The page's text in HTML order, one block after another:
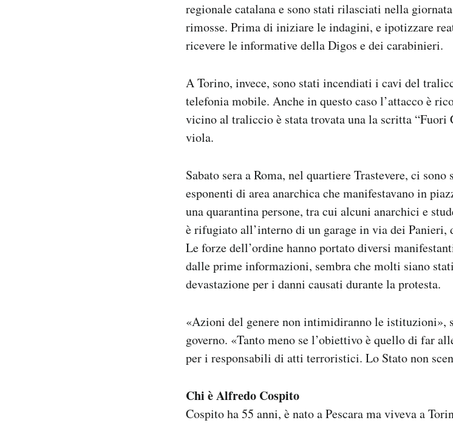
regionale catalana e sono stati rilasciati nella
rimosse. Prima di iniziare le indagini, e ipotizzare
ricevere le informative della Digos e dei carabinieri.
A Torino, invece, sono stati incendiati i cavi del
telefonia mobile. Anche in questo caso l’attacco è
vicino al traliccio è stata trovata una la scritta “Fuori
viola.
Sabato sera a Roma, nel quartiere Trastevere, ci
esponenti di area anarchica che manifestavano in
una quarantina persone, tra cui alcuni anarchici e
è rifugiato all’interno di un garage in via dei Panieri,
Le forze dell’ordine hanno portato diversi
dalle prime informazioni, sembra che molti siano
devastazione per i danni causati durante la protesta.
«Azioni del genere non intimidiranno le istituzioni»,
governo. «Tanto meno se l’obiettivo è quello di far
per i responsabili di atti terroristici. Lo Stato non
Chi è Alfredo Cospito
Cospito ha 55 anni, è nato a Pescara ma viveva a